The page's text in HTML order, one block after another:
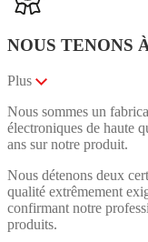
NOUS TENONS
Plus
Nous sommes un
électroniques de haute
ans sur notre produit.
Nous détenons deux
qualité extrêmement
confirmant notre
produits.